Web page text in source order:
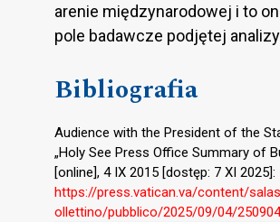
arenie międzynarodowej i to
pole badawcze podjętej
Bibliografia
Audience with the President of the
„Holy See Press Office Summary of
[online], 4 IX 2015 [dostęp: 7 XI 2025]:
https://press.vatican.va/content/
ollettino/pubblico/2025/09/04/